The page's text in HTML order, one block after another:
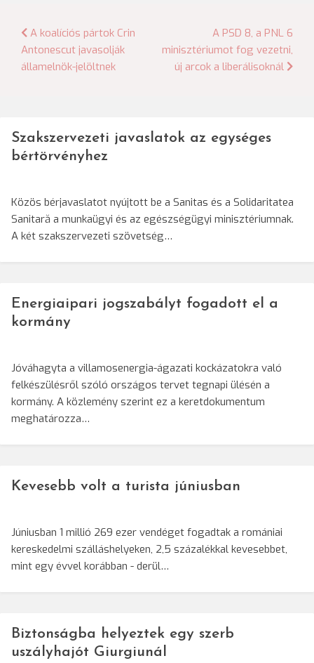
Bejegyzés
navigáció
A koalíciós pártok Crin
Antonescut javasolják
államelnök-jelöltnek
A PSD 8, a PNL 6
minisztériumot fog vezetni,
új arcok a liberálisoknál
Szakszervezeti javaslatok az egységes
bértörvényhez
Közös bérjavaslatot nyújtott be a Sanitas és a Solidaritatea
Sanitară a munkaügyi és az egészségügyi minisztériumnak.
A két szakszervezeti szövetség…
Energiaipari jogszabályt fogadott el a
kormány
Jóváhagyta a villamosenergia-ágazati kockázatokra való
felkészülésről szóló országos tervet tegnapi ülésén a
kormány. A közlemény szerint ez a keretdokumentum
meghatározza…
Kevesebb volt a turista júniusban
Júniusban 1 millió 269 ezer vendéget fogadtak a romániai
kereskedelmi szálláshelyeken, 2,5 százalékkal kevesebbet,
mint egy évvel korábban - derül…
Biztonságba helyeztek egy szerb
uszályhajót Giurgiunál